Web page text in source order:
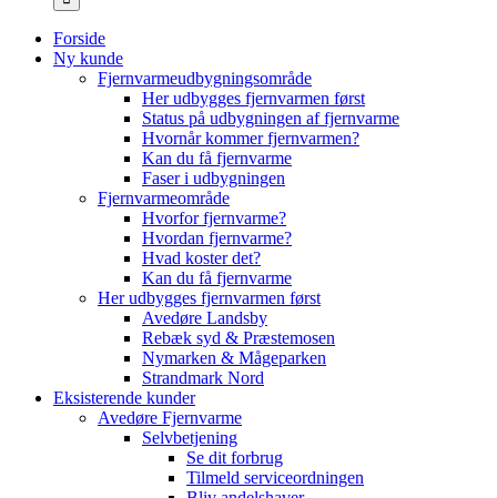
Forside
Ny kunde
Fjernvarmeudbygningsområde
Her udbygges fjernvarmen først
Status på udbygningen af fjernvarme
Hvornår kommer fjernvarmen?
Kan du få fjernvarme
Faser i udbygningen
Fjernvarmeområde
Hvorfor fjernvarme?
Hvordan fjernvarme?
Hvad koster det?
Kan du få fjernvarme
Her udbygges fjernvarmen først
Avedøre Landsby
Rebæk syd & Præstemosen
Nymarken & Mågeparken
Strandmark Nord
Eksisterende kunder
Avedøre Fjernvarme
Selvbetjening
Se dit forbrug
Tilmeld serviceordningen